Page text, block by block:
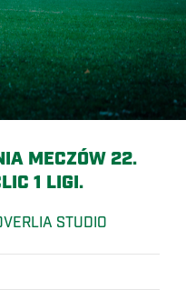
MECZÓW 22.
1 LIGI.
STUDIO